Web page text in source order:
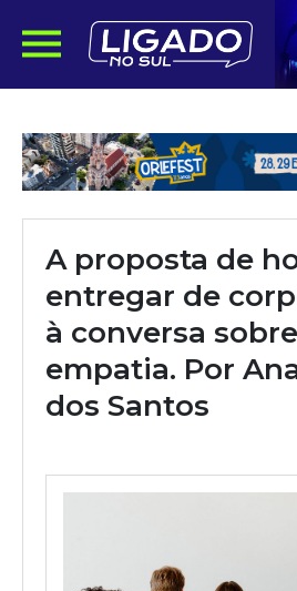
A proposta de
entregar de
à conversa
empatia. Por
dos Santos